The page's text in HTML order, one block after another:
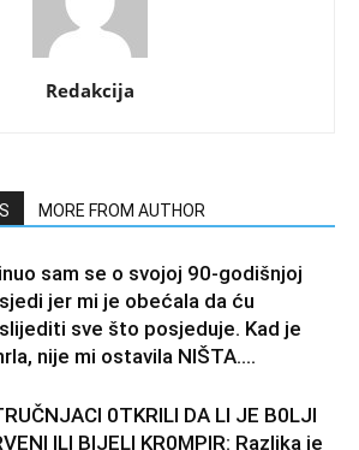
Redakcija
MORE FROM AUTHOR
sam se o svojoj 90-godišnjoj
jer mi je obećala da ću
sve što posjeduje. Kad je
nije mi ostavila NIŠTA....
0TKRILI DA LI JE B0LJI
ILI BIJELI KR0MPIR: Razlika je